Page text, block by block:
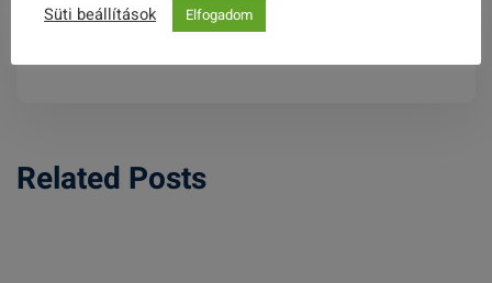
Mentünk, láttunk, díjaztunk Lakiteleken
Related Posts
Süti beállítások
Elfogadom